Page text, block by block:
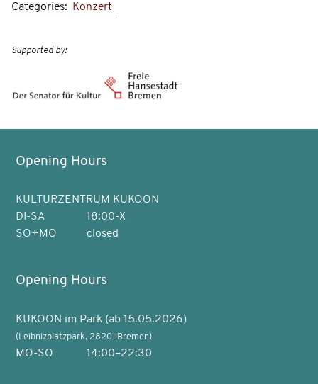
Categories:
Konzert
Supported by:
Opening Hours
KULTURZENTRUM KUKOON
DI-SA
18:00-X
SO+MO
closed
Opening Hours
KUKOON im Park (ab 15.05.2026)
(Leibnizplatzpark, 28201 Bremen)
MO-SO 14:00–22:30